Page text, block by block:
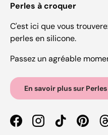
Perles à croquer
C'est ici que vous
perles en silicone.
Passez un agréable
En savoir plus sur
FacebookInstagramTikTok